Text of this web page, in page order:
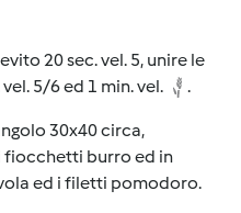
20 sec. vel. 5, unire le
5/6 ed 1 min. vel.
.
30x40 circa,
fiocchetti burro ed in
ed i filetti pomodoro.